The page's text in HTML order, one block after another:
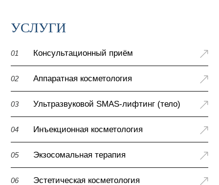
УСЛУГИ
01 Консультационный приём
02 Аппаратная косметология
03 Ультразвуковой SMAS-лифтинг (тело)
04 Инъекционная косметология
05 Экзосомальная терапия
06 Эстетическая косметология